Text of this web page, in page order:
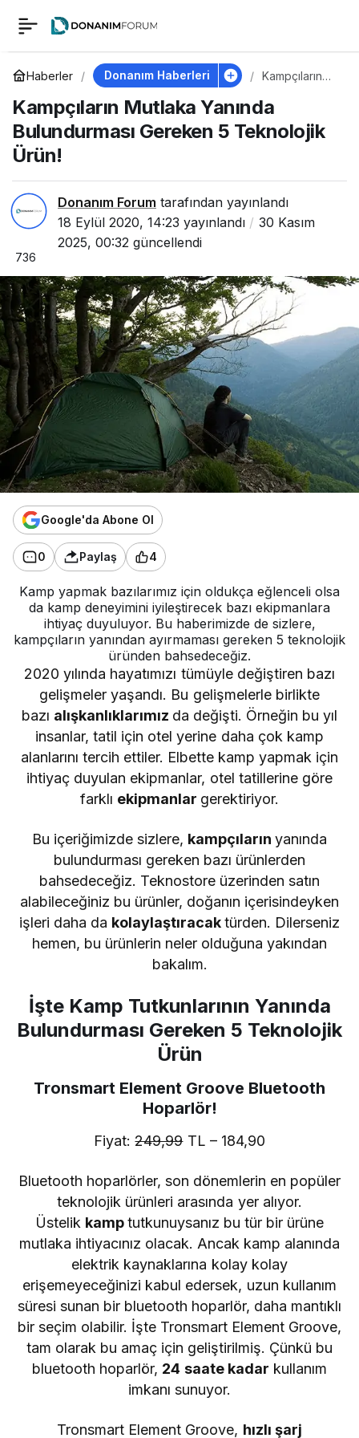
Haberler Donanım Haberleri
Kampçıların
Yanında
Bulundurması
Gereken 5
Teknolojik
Kampçıların Mutlaka Yanında
Bulundurması Gereken 5 Teknolojik
Ürün!
Donanım Forum tarafından yayınlandı
18 Eylül 2020, 14:23 yayınlandı
30 Kasım
2025, 00:32 güncellendi
736
Google'da Abone Ol
0 Paylaş 4
Kamp yapmak bazılarımız için oldukça eğlenceli olsa
da kamp deneyimini iyileştirecek bazı ekipmanlara
ihtiyaç duyuluyor. Bu haberimizde de sizlere,
kampçıların yanından ayırmaması gereken 5 teknolojik
üründen bahsedeceğiz.
2020 yılında hayatımızı tümüyle değiştiren bazı
gelişmeler yaşandı. Bu gelişmelerle birlikte
bazı alışkanlıklarımız da değişti. Örneğin bu yıl
insanlar, tatil için otel yerine daha çok kamp
alanlarını tercih ettiler. Elbette kamp yapmak için
ihtiyaç duyulan ekipmanlar, otel tatillerine göre
farklı ekipmanlar gerektiriyor.
Bu içeriğimizde sizlere, kampçılarınyanında
bulundurması gereken bazı ürünlerden
bahsedeceğiz. Teknostore üzerinden satın
alabileceğiniz bu ürünler, doğanın içerisindeyken
işleri daha da kolaylaştıracaktürden. Dilerseniz
hemen, bu ürünlerin neler olduğuna yakından
bakalım.
İşte Kamp Tutkunlarının Yanında
Bulundurması Gereken 5 Teknolojik
Ürün
Tronsmart Element Groove Bluetooth
Hoparlör!
Fiyat:249,99TL – 184,90
Bluetooth hoparlörler, son dönemlerin en popüler
teknolojik ürünleri arasında yer alıyor.
Üstelik kamptutkunuysanız bu tür bir ürüne
mutlaka ihtiyacınız olacak. Ancak kamp alanında
elektrik kaynaklarına kolay kolay
erişemeyeceğinizi kabul edersek, uzun kullanım
süresi sunan bir bluetooth hoparlör, daha mantıklı
bir seçim olabilir. İşte Tronsmart Element Groove,
tam olarak bu amaç için geliştirilmiş. Çünkü bu
bluetooth hoparlör, 24 saate kadar kullanım
imkanı sunuyor.
Tronsmart Element Groove, hızlı şarj
Kampçıların Mutlaka
Yanında
Bulundurması
Gereken 5 Teknolojik
Ürün!